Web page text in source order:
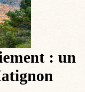
: un